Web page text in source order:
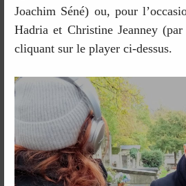
Joachim Séné) ou, pour
Hadria et Christine Jeanney
cliquant sur le player ci-dessus.